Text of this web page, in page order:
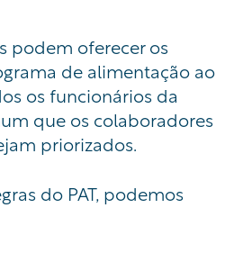
podem oferecer os
de alimentação ao
os funcionários da
que os colaboradores
priorizados.
do PAT, podemos